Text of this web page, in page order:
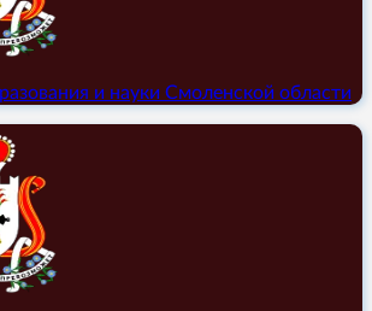
и науки Смоленской области